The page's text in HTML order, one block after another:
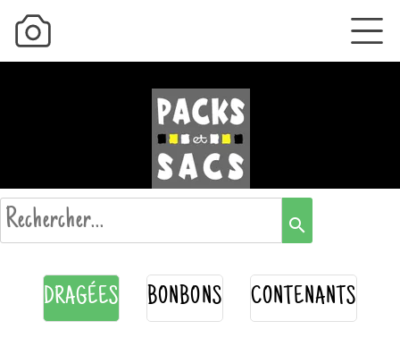
search
DRAGÉES BONBONS CONTENANTS